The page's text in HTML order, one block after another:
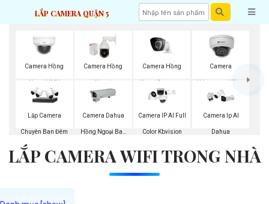
LẮP CAMERA QUẬN 5
Camera Hồng
Ngoại UMV
Camera Hồng
Ngoại
Camera Hồng
Ngoại Samsung
Camera
Hdparagon Hồng
Ngoại
Lắp Camera
Chuyên Ban Đêm
Camera Dahua
Hồng Ngoại Ban
Camera IP AI Full
Color Kbvision
Camera Ip AI
Dahua
LẮP CAMERA WIFI TRONG NHÀ